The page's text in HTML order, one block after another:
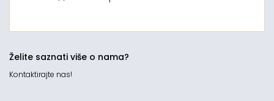
Želite saznati više o nama?
Kontaktirajte nas!